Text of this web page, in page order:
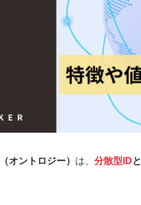
（オントロジー） は、 分散型IDと